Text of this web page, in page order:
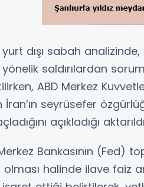
dışı sabah analizinde,
saldırılardan
ABD Merkez
İran’ın seyrüsefer
açıkladığı
Bankasının (Fed)
olması halinde ilave faiz